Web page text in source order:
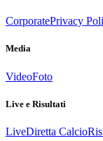
CorporatePrivacy
Media
VideoFoto
Live e Risultati
LiveDiretta Calcio